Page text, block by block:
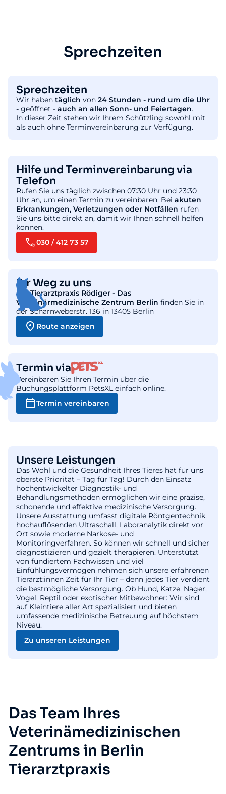
Sprechzeiten
Sprechzeiten
Wir haben täglich von 24 Stunden - rund um die Uhr
- geöffnet - auch an allen Sonn- und Feiertagen.
In dieser Zeit stehen wir Ihrem Schützling sowohl mit
als auch ohne Terminvereinbarung zur Verfügung.
Hilfe und Terminvereinbarung via
Telefon
Rufen Sie uns täglich zwischen 07:30 Uhr und 23:30
Uhr an, um einen Termin zu vereinbaren. Bei akuten
Erkrankungen, Verletzungen oder Notfällen rufen
Sie uns bitte direkt an, damit wir Ihnen schnell helfen
können.
030 / 412 73 57
Ihr Weg zu uns
DieTierarztpraxis Rödiger - Das
Veterinärmedizinische Zentrum Berlin finden Sie in
der Scharnweberstr. 136 in 13405 Berlin
Route anzeigen
Termin via
Vereinbaren Sie Ihren Termin über die
Buchungsplattform PetsXL einfach online.
Termin vereinbaren
Unsere Leistungen
Das Wohl und die Gesundheit Ihres Tieres hat für uns
oberste Priorität – Tag für Tag! Durch den Einsatz
hochentwickelter Diagnostik- und
Behandlungsmethoden ermöglichen wir eine präzise,
schonende und effektive medizinische Versorgung.
Unsere Ausstattung umfasst digitale Röntgentechnik,
hochauflösenden Ultraschall, Laboranalytik direkt vor
Ort sowie moderne Narkose- und
Monitoringverfahren. So können wir schnell und sicher
diagnostizieren und gezielt therapieren. Unterstützt
von fundiertem Fachwissen und viel
Einfühlungsvermögen nehmen sich unsere erfahrenen
Tierärzt:innen Zeit für Ihr Tier – denn jedes Tier verdient
die bestmögliche Versorgung. Ob Hund, Katze, Nager,
Vogel, Reptil oder exotischer Mitbewohner: Wir sind
auf Kleintiere aller Art spezialisiert und bieten
umfassende medizinische Betreuung auf höchstem
Niveau.
Zu unseren Leistungen
Das Team Ihres
Veterinämedizinischen
Zentrums in Berlin
Tierarztpraxis